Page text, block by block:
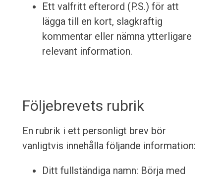
Ett valfritt efterord (P.S.) för att
lägga till en kort, slagkraftig
kommentar eller nämna ytterligare
relevant information.
Följebrevets rubrik
En rubrik i ett personligt brev bör
vanligtvis innehålla följande information:
Ditt fullständiga namn: Börja med